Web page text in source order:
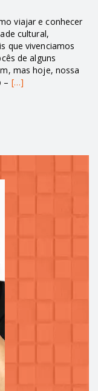
viajar e conhecer
cultural,
que vivenciamos
de alguns
mas hoje, nossa
– […]